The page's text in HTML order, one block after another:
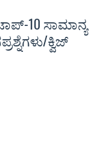
10 ಸಾಮಾನ್ಯ
ಕ್ವಿಜ್